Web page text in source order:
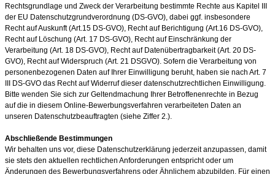
Rechtsgrundlage und Zweck der Verarbeitung bestimmte Rechte aus Kapitel III
der EU Datenschutzgrundverordnung (DS-GVO), dabei ggf. insbesondere
Recht auf Auskunft (Art.15 DS-GVO), Recht auf Berichtigung (Art.16 DS-GVO),
Recht auf Löschung (Art. 17 DS-GVO), Recht auf Einschränkung der
Verarbeitung (Art. 18 DS-GVO), Recht auf Datenübertragbarkeit (Art. 20 DS-
GVO), Recht auf Widerspruch (Art. 21 DSGVO). Sofern die Verarbeitung von
personenbezogenen Daten auf Ihrer Einwilligung beruht, haben sie nach Art. 7
III DS-GVO das Recht auf Widerruf dieser datenschutzrechtlichen Einwilligung.
Bitte wenden Sie sich zur Geltendmachung Ihrer Betroffenenrechte in Bezug
auf die in diesem Online-Bewerbungsverfahren verarbeiteten Daten an
unseren Datenschutzbeauftragten (siehe Ziffer 2.).
Abschließende Bestimmungen
Wir behalten uns vor, diese Datenschutzerklärung jederzeit anzupassen, damit
sie stets den aktuellen rechtlichen Anforderungen entspricht oder um
Änderungen des Bewerbungsverfahrens oder Ähnlichem abzubilden. Für einen